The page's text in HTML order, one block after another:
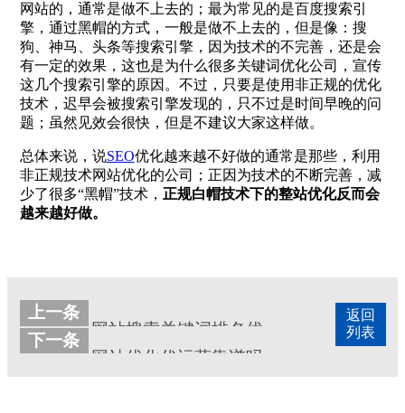
网站的，通常是做不上去的；最为常见的是百度搜索引
擎，通过黑帽的方式，一般是做不上去的，但是像：搜
狗、神马、头条等搜索引擎，因为技术的不完善，还是会
有一定的效果，这也是为什么很多关键词优化公司，宣传
这几个搜索引擎的原因。不过，只要是使用非正规的优化
技术，迟早会被搜索引擎发现的，只不过是时间早晚的问
题；虽然见效会很快，但是不建议大家这样做。
总体来说，说SEO优化越来越不好做的通常是那些，利用
非正规技术网站优化的公司；正因为技术的不断完善，减
少了很多“黑帽”技术， 正规白帽技术下的整站优化反而会
越来越好做。
返回
列表
上一条
下一条
网站优化代运营靠谱吗